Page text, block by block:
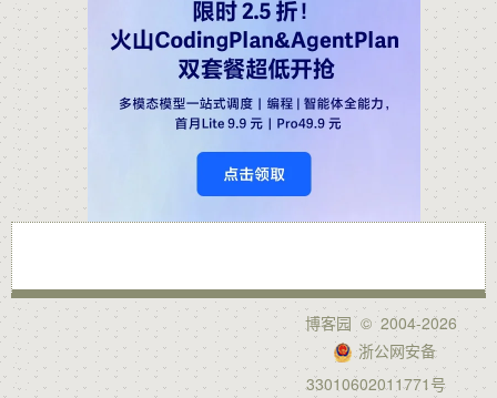
博客园© 2004-2026
浙公网安备
33010602011771号